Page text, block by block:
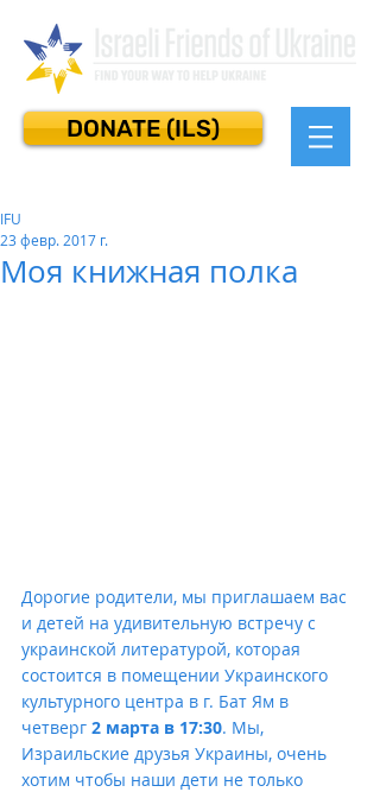
DONATE (ILS)
Моя книжная полка
IFU
23 февр. 2017 г.
Дорогие родители, мы приглашаем вас
и детей на удивительную встречу с
украинской литературой, которая
состоится в помещении Украинского
культурного центра в г. Бат Ям в
четверг 2 марта в 17:30. Мы,
Израильские друзья Украины, очень
хотим чтобы наши дети не только